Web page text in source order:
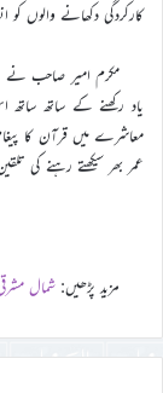
کارکردگی دکھانے والوں کو
مکرم امیر صاحب نے
یاد رکھنے کے ساتھ ساتھ
معاشرے میں قرآن کا
عمر بھر سیکھتے رہنے کی
مزید پڑھیں: شمال